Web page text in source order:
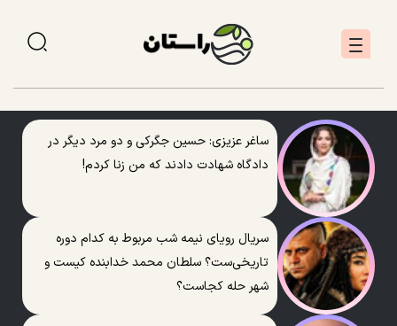
ساغر عزیزی: حسین جگرکی و دو مرد دیگر در
دادگاه شهادت دادند که من زنا کردم!
سریال رویای نیمه شب مربوط به کدام دوره
تاریخی‌ست؟ سلطان محمد خدابنده کیست و
شهر حله کجاست؟